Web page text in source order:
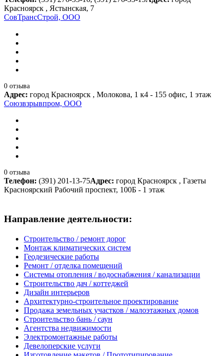
Красноярск , Ястынская, 7
СовТрансСтрой, ООО
0 отзыва
Адрес: город Красноярск , Молокова, 1 к4 - 155 офис, 1 этаж
Союзвзрывпром, ООО
0 отзыва
Телефон: (391) 201-13-75Адрес: город Красноярск , Газеты
Красноярский Рабочий проспект, 100Б - 1 этаж
Направление деятельности:
Строительство / ремонт дорог
Монтаж климатических систем
Геодезические работы
Ремонт / отделка помещений
Системы отопления / водоснабжения / канализации
Строительство дач / коттеджей
Дизайн интерьеров
Архитектурно-строительное проектирование
Продажа земельных участков / малоэтажных домов
Строительство бань / саун
Агентства недвижимости
Электромонтажные работы
Девелоперские услуги